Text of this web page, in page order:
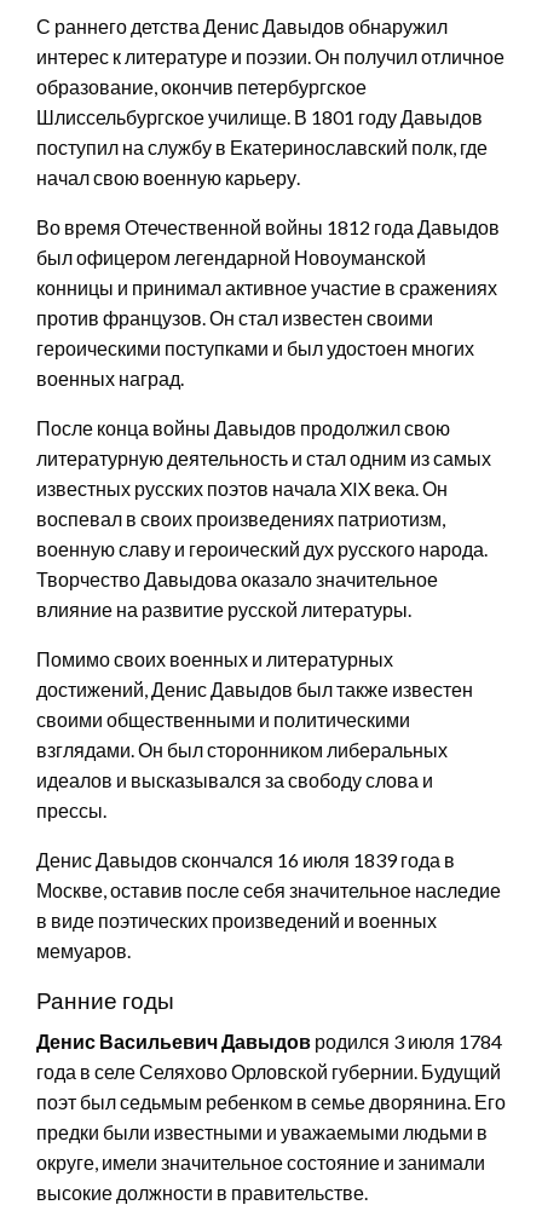
С раннего детства Денис Давыдов обнаружил
интерес к литературе и поэзии. Он получил отличное
образование, окончив петербургское
Шлиссельбургское училище. В 1801 году Давыдов
поступил на службу в Екатеринославский полк, где
начал свою военную карьеру.
Во время Отечественной войны 1812 года Давыдов
был офицером легендарной Новоуманской
конницы и принимал активное участие в сражениях
против французов. Он стал известен своими
героическими поступками и был удостоен многих
военных наград.
После конца войны Давыдов продолжил свою
литературную деятельность и стал одним из самых
известных русских поэтов начала XIX века. Он
воспевал в своих произведениях патриотизм,
военную славу и героический дух русского народа.
Творчество Давыдова оказало значительное
влияние на развитие русской литературы.
Помимо своих военных и литературных
достижений, Денис Давыдов был также известен
своими общественными и политическими
взглядами. Он был сторонником либеральных
идеалов и высказывался за свободу слова и
прессы.
Денис Давыдов скончался 16 июля 1839 года в
Москве, оставив после себя значительное наследие
в виде поэтических произведений и военных
мемуаров.
Ранние годы
Денис Васильевич Давыдов родился 3 июля 1784
года в селе Селяхово Орловской губернии. Будущий
поэт был седьмым ребенком в семье дворянина. Его
предки были известными и уважаемыми людьми в
округе, имели значительное состояние и занимали
высокие должности в правительстве.